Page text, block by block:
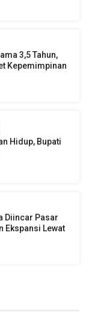
3,5 Tahun,
Kepemimpinan
Hidup, Bupati
Diincar Pasar
Ekspansi Lewat